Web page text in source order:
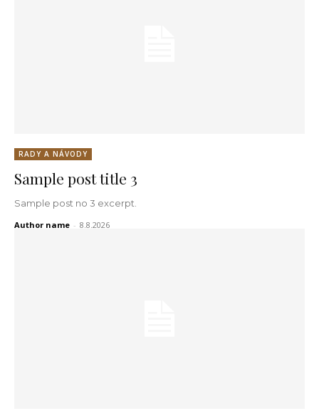
RADY A NÁVODY
Sample post title 3
Sample post no 3 excerpt.
Author name - 8.8.2026